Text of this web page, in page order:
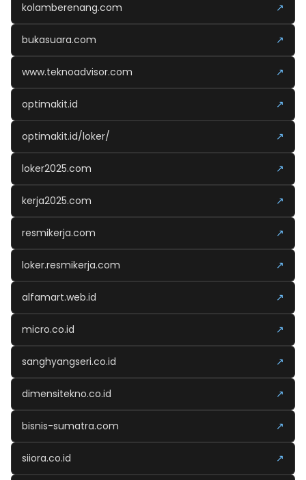
kolamberenang.com ↗
bukasuara.com ↗
www.teknoadvisor.com ↗
optimakit.id ↗
optimakit.id/loker/ ↗
loker2025.com ↗
kerja2025.com ↗
resmikerja.com ↗
loker.resmikerja.com ↗
alfamart.web.id ↗
micro.co.id ↗
sanghyangseri.co.id ↗
dimensitekno.co.id ↗
bisnis-sumatra.com ↗
siiora.co.id ↗